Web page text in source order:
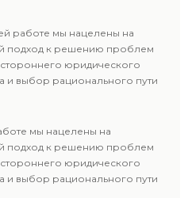
работе мы нацелены на
подход к решению проблем
юридического
и выбор рационального пути
мы нацелены на
подход к решению проблем
юридического
и выбор рационального пути